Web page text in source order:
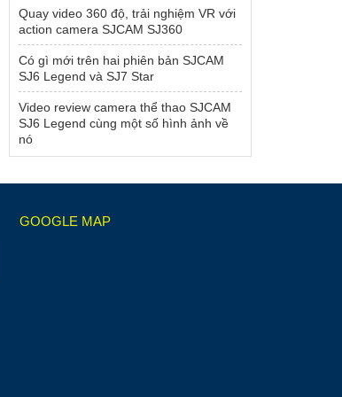
Quay video 360 độ, trải nghiệm VR với
action camera SJCAM SJ360
Có gì mới trên hai phiên bản SJCAM
SJ6 Legend và SJ7 Star
Video review camera thể thao SJCAM
SJ6 Legend cùng một số hình ảnh về
nó
GOOGLE MAP